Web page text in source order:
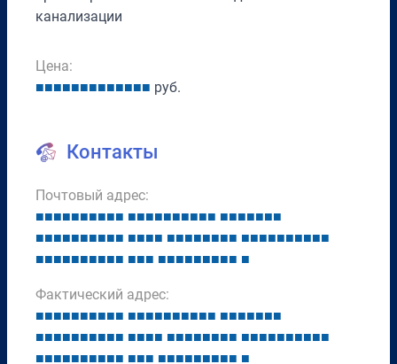
канализации
Цена:
■■■■■■■■■■■■■ руб.
Контакты
Почтовый адрес:
■■■■■■■■■■ ■■■■■■■■■■ ■■■■■■■
■■■■■■■■■■ ■■■■ ■■■■■■■■ ■■■■■■■■■■
■■■■■■■■■■ ■■■ ■■■■■■■■■ ■
Фактический адрес:
■■■■■■■■■■ ■■■■■■■■■■ ■■■■■■■
■■■■■■■■■■ ■■■■ ■■■■■■■■ ■■■■■■■■■■
■■■■■■■■■■ ■■■ ■■■■■■■■■ ■